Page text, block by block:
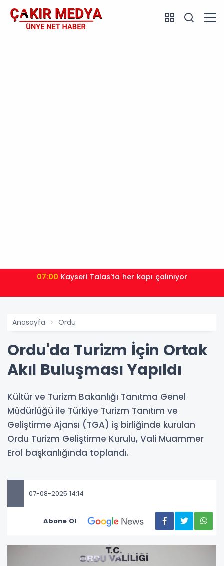
07:00 Kayseri Talas'ta her kapı çalınıyor
Anasayfa Ordu
Ordu'da Turizm İçin Ortak
Akıl Buluşması Yapıldı
Kültür ve Turizm Bakanlığı Tanıtma Genel
Müdürlüğü ile Türkiye Turizm Tanıtım ve
Geliştirme Ajansı (TGA) iş birliğinde kurulan
Ordu Turizm Geliştirme Kurulu, Vali Muammer
Erol başkanlığında toplandı.
07-08-2025 14:14
Abone Ol